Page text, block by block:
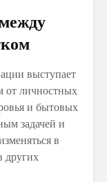
выступает
от личностных
и бытовых
задачей и
в
других